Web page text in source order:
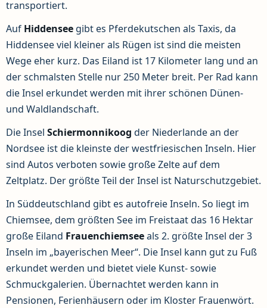
transportiert.
Auf Hiddensee gibt es Pferdekutschen als Taxis, da
Hiddensee viel kleiner als Rügen ist sind die meisten
Wege eher kurz. Das Eiland ist 17 Kilometer lang und an
der schmalsten Stelle nur 250 Meter breit. Per Rad kann
die Insel erkundet werden mit ihrer schönen Dünen-
und Waldlandschaft.
Die Insel Schiermonnikoog der Niederlande an der
Nordsee ist die kleinste der westfriesischen Inseln. Hier
sind Autos verboten sowie große Zelte auf dem
Zeltplatz. Der größte Teil der Insel ist Naturschutzgebiet.
In Süddeutschland gibt es autofreie Inseln. So liegt im
Chiemsee, dem größten See im Freistaat das 16 Hektar
große Eiland Frauenchiemseeals 2. größte Insel der 3
Inseln im „bayerischen Meer“. Die Insel kann gut zu Fuß
erkundet werden und bietet viele Kunst- sowie
Schmuckgalerien. Übernachtet werden kann in
Pensionen, Ferienhäusern oder im Kloster Frauenwört.